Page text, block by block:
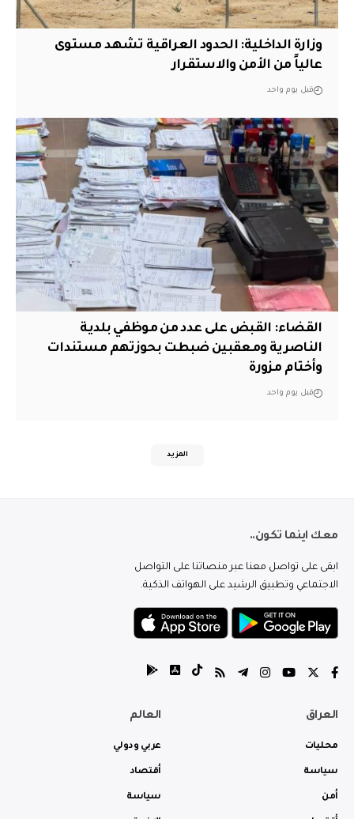
وزارة الداخلية: الحدود العراقية تشهد مستوى
عالياً من الأمن والاستقرار
قبل يوم واحد
القضاء: القبض على عدد من موظفي بلدية
الناصرية ومعقبين ضبطت بحوزتهم مستندات
وأختام مزورة
قبل يوم واحد
المزيد
معك اينما تكون..
ابقى على تواصل معنا عبر منصاتنا على التواصل
الاجتماعي وتطبيق الرشيد على الهواتف الذكية.
العراق
محليات
سياسة
أمن
العالم
عربي ودولي
أقتصاد
سياسة